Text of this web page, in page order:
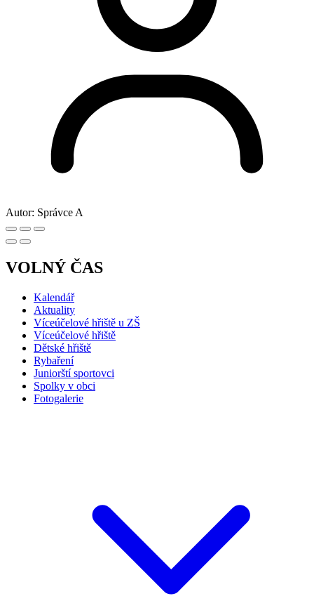
Autor: Správce A
VOLNÝ ČAS
Kalendář
Aktuality
Víceúčelové hřiště u ZŠ
Víceúčelové hřiště
Dětské hřiště
Rybaření
Juniorští sportovci
Spolky v obci
Fotogalerie